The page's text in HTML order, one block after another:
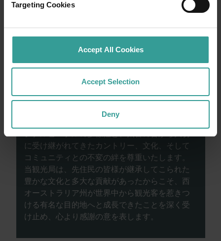
Targeting Cookies
Accept All Cookies
Accept Selection
Deny
ラリア州で古代から生活を営み、世代を超えて
この地を守り続けてきたアボリジナルピープル
の歴史と、過去および現在の長老たちに敬意を
表します。また、西オーストラリア州のアボリ
ジナルピープルの多様性と、太古の昔から大切
に受け継がれてきたカントリー、文化、そして
コミュニティとの不変の絆を尊重いたします。
当観光局は、先住民の皆様が継承してこられた
豊かな文化と多大な貢献があったからこそ、西
オーストラリア州が世界中から観光客を惹きつ
ける有名な目的地へと成長できたことを深く受
け止め、心より感謝の意を表します。